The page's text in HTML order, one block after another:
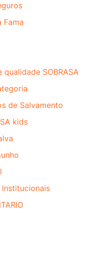
Fama
qualidade SOBRASA
de Salvamento
kids